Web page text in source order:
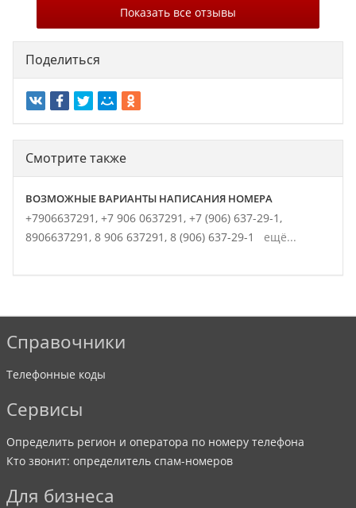
Показать все отзывы
Поделиться
Смотрите также
ВОЗМОЖНЫЕ ВАРИАНТЫ НАПИСАНИЯ НОМЕРА
+7906637291, +7 906 0637291, +7 (906) 637-29-1,
8906637291, 8 906 637291, 8 (906) 637-29-1 ещё...
Справочники
Телефонные коды
Сервисы
Определить регион и оператора по номеру телефона
Кто звонит: определитель спам-номеров
Для бизнеса